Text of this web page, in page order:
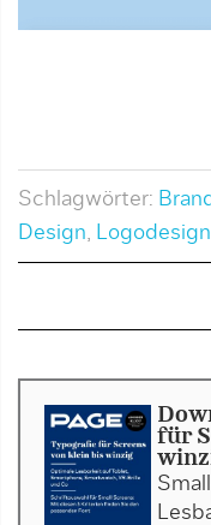
Schlagwörter:
Design, Logodesign
für